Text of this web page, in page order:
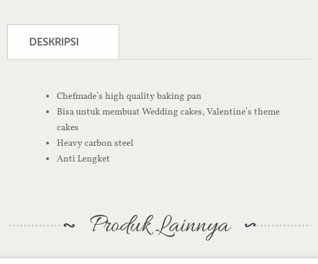
DESKRIPSI
Chefmade’s high quality baking pan
Bisa untuk membuat Wedding cakes, Valentine’s theme
cakes
Heavy carbon steel
Anti Lengket
Produk Lainnya